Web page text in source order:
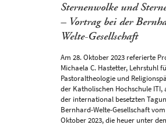
Sternenwolke und
– Vortrag bei der
Welte-Gesellschaft
Am 28. Oktober 2023 referierte
Michaela C. Hastetter, Lehrstuhl
Pastoraltheologie und
der Katholischen Hochschule ITI,
der international besetzten
Bernhard-Welte-Gesellschaft vom
Oktober 2023, die heuer unter